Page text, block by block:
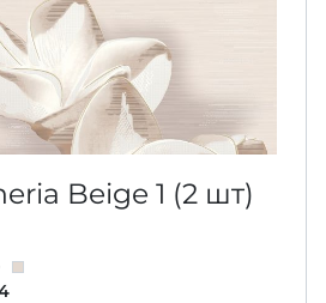
Beige 1 (2 шт)